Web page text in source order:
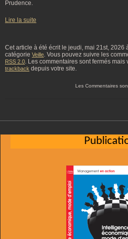
Prudence.
Lire la suite
Cet article à été écrit le jeudi, mai 21st, 2026
catégorie Veille. Vous pouvez suivre les
RSS 2.0. Les commentaires sont fermés mais
trackback depuis votre site.
Les Commentaires